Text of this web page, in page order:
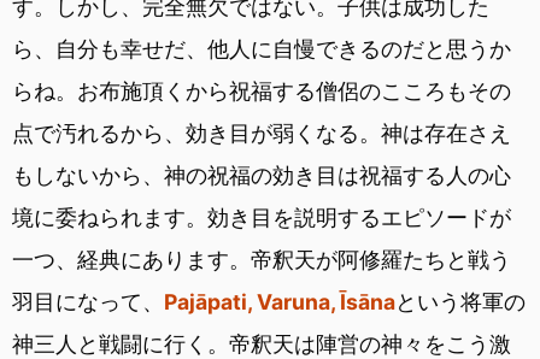
す。しかし、完全無欠ではない。子供は成功した
ら、自分も幸せだ、他人に自慢できるのだと思うか
らね。お布施頂くから祝福する僧侶のこころもその
点で汚れるから、効き目が弱くなる。神は存在さえ
もしないから、神の祝福の効き目は祝福する人の心
境に委ねられます。効き目を説明するエピソードが
一つ、経典にあります。帝釈天が阿修羅たちと戦う
羽目になって、 Pajāpati, Varuna, Īsānaという将軍の
神三人と戦闘に行く。帝釈天は陣営の神々をこう激